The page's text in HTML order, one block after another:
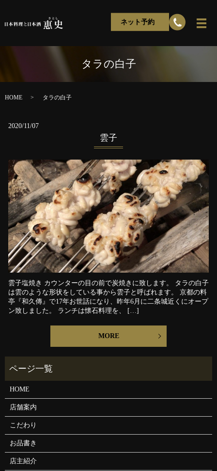
ネット予約
タラの白子
HOME タラの白子
2020/11/07
雲子
雲子塩焼き カウンターの目の前で炭焼きに致します。 タラの白子
は雲のような形状をしている事から雲子と呼ばれます。 京都の料
亭『和久傳』で17年お世話になり、昨年6月に二条城近くにオープ
ン致しました。 ランチは懐石料理を、 […]
MORE
HOME
店舗案内
こだわり
お品書き
店主紹介